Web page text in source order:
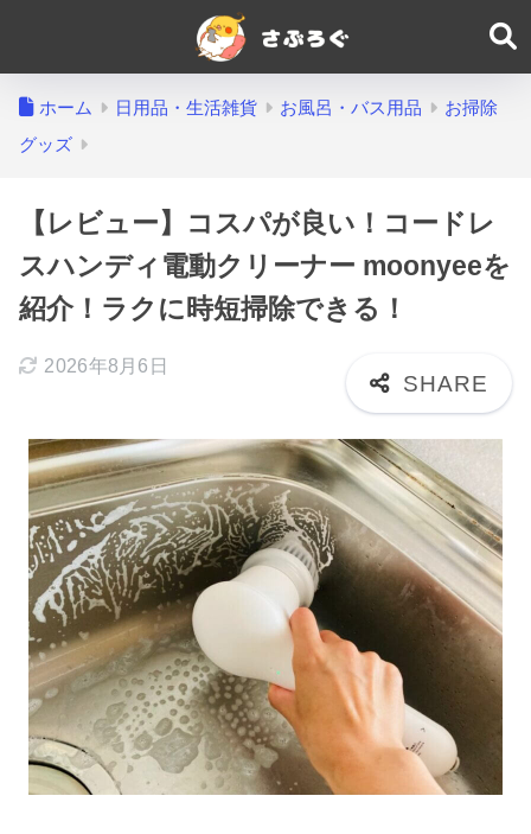
ホーム 日用品・生活雑貨 お風呂・バス用品
お掃除
グッズ
【レビュー】コスパが良い！コードレ
スハンディ電動クリーナー moonyeeを
紹介！ラクに時短掃除できる！
2026年8月6日